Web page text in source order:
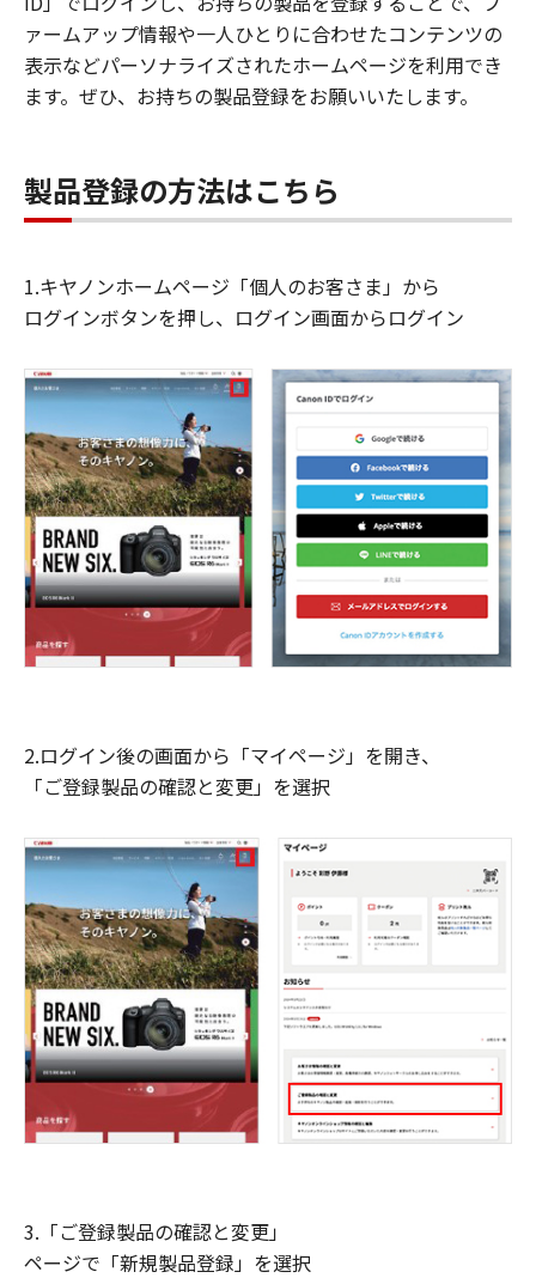
ァームアップ情報や一人ひとりに合わせたコンテンツの
表示などパーソナライズされたホームページを利用でき
ます。ぜひ、お持ちの製品登録をお願いいたします。
製品登録の方法はこちら
1.キヤノンホームページ「個人のお客さま」から
ログインボタンを押し、ログイン画面からログイン
2.ログイン後の画面から「マイページ」を開き、
「ご登録製品の確認と変更」を選択
3.「ご登録製品の確認と変更」
ページで「新規製品登録」を選択